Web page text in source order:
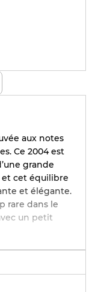
aux notes
Ce 2004 est
grande
et cet équilibre
et élégante.
rare dans le
un petit